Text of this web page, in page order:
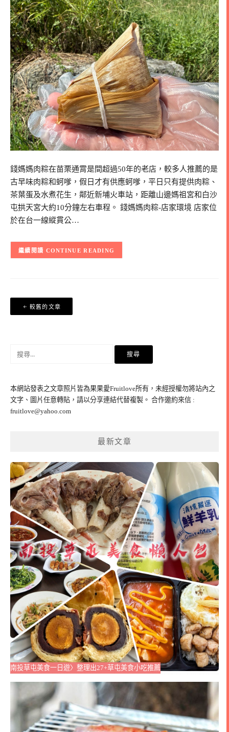
錢媽媽肉粽在苗栗通霄是間超過50年的老店，較多人推薦的是
古早味肉粽和蚵嗲，假日才有供應蚵嗲，平日只有提供肉粽、
茶葉蛋及水煮花生，鄰近新埔火車站，距離山邊媽祖宮和白沙
屯拱天宮大約10分鐘左右車程。 錢媽媽肉粽-店家環境 店家位
於在台一線縱貫公…
CONTINUE READING
章
覽
較舊的文章
字:
本網站發表之文章照片皆為果果愛Fruitlove所有，未經授權勿將站內之
文字、圖片任意轉貼，請以分享連結代替複製。 合作邀約來信 :
fruitlove@yahoo.com
最新文章
南投草屯美食一日遊〉整理出27+草屯美食小吃推薦